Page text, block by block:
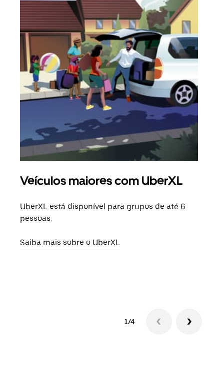
Veículos maiores com UberXL
UberXL está disponível para grupos de até 6
pessoas.
Saiba mais sobre o UberXL
1/4